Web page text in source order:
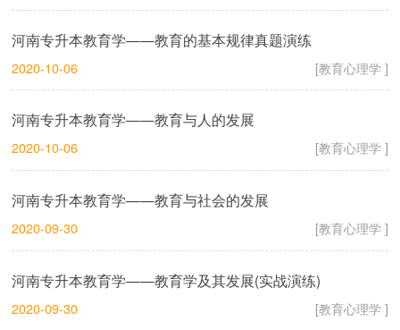
河南专升本教育学——教育的基本规律真题演练
2020-10-06 [教育心理学 ]
河南专升本教育学——教育与人的发展
2020-10-06 [教育心理学 ]
河南专升本教育学——教育与社会的发展
2020-09-30 [教育心理学 ]
河南专升本教育学——教育学及其发展(实战演练)
2020-09-30 [教育心理学 ]